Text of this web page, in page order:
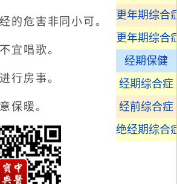
更年期综合
更年期综合
经期保健
经期综合症
经前综合症
绝经期综合
危害非同小可。
唱歌。
房事。
暖。